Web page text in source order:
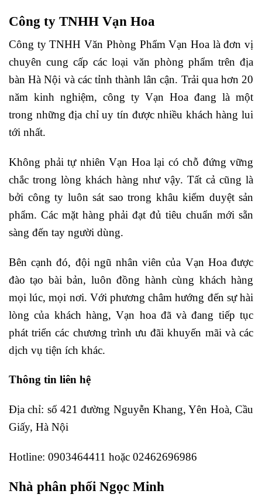
Công ty TNHH Vạn Hoa
Công ty TNHH Văn Phòng Phẩm Vạn Hoa là đơn vị
chuyên cung cấp các loại văn phòng phẩm trên địa
bàn Hà Nội và các tỉnh thành lân cận. Trải qua hơn 20
năm kinh nghiệm, công ty Vạn Hoa đang là một
trong những địa chỉ uy tín được nhiều khách hàng lui
tới nhất.
Không phải tự nhiên Vạn Hoa lại có chỗ đứng vững
chắc trong lòng khách hàng như vậy. Tất cả cũng là
bởi công ty luôn sát sao trong khâu kiểm duyệt sản
phẩm. Các mặt hàng phải đạt đủ tiêu chuẩn mới sẵn
sàng đến tay người dùng.
Bên cạnh đó, đội ngũ nhân viên của Vạn Hoa được
đào tạo bài bản, luôn đồng hành cùng khách hàng
mọi lúc, mọi nơi. Với phương châm hướng đến sự hài
lòng của khách hàng, Vạn hoa đã và đang tiếp tục
phát triển các chương trình ưu đãi khuyến mãi và các
dịch vụ tiện ích khác.
Thông tin liên hệ
Địa chỉ: số 421 đường Nguyễn Khang, Yên Hoà, Cầu
Giấy, Hà Nội
Hotline: 0903464411 hoặc 02462696986
Nhà phân phối Ngọc Minh